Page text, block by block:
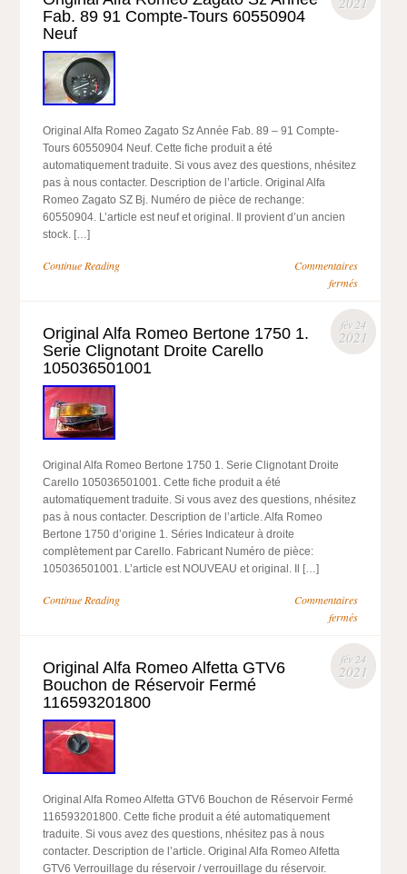
Fab. 89 91 Compte-Tours 60550904
Neuf
Original Alfa Romeo Zagato Sz Année Fab. 89 – 91 Compte-
Tours 60550904 Neuf. Cette fiche produit a été
automatiquement traduite. Si vous avez des questions, nhésitez
pas à nous contacter. Description de l’article. Original Alfa
Romeo Zagato SZ Bj. Numéro de pièce de rechange:
60550904. L’article est neuf et original. Il provient d’un ancien
stock. […]
Continue Reading
Commentaires
fermés
fév 24
2021
Original Alfa Romeo Bertone 1750 1.
Serie Clignotant Droite Carello
105036501001
Original Alfa Romeo Bertone 1750 1. Serie Clignotant Droite
Carello 105036501001. Cette fiche produit a été
automatiquement traduite. Si vous avez des questions, nhésitez
pas à nous contacter. Description de l’article. Alfa Romeo
Bertone 1750 d’origine 1. Séries Indicateur à droite
complètement par Carello. Fabricant Numéro de pièce:
105036501001. L’article est NOUVEAU et original. Il […]
Continue Reading
Commentaires
fermés
fév 24
2021
Original Alfa Romeo Alfetta GTV6
Bouchon de Réservoir Fermé
116593201800
Original Alfa Romeo Alfetta GTV6 Bouchon de Réservoir Fermé
116593201800. Cette fiche produit a été automatiquement
traduite. Si vous avez des questions, nhésitez pas à nous
contacter. Description de l’article. Original Alfa Romeo Alfetta
GTV6 Verrouillage du réservoir / verrouillage du réservoir.